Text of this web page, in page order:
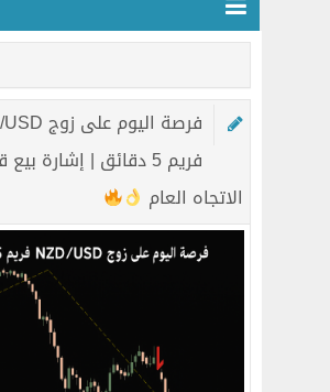
شركات الفوركس المرخصه
العضويه الذهبيه VIP
كتب
اتصل بنا
فريم 5 دقائق | إشارة
الاتجاه العام